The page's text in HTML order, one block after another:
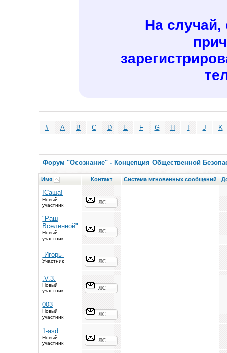
На случай,
# A B C D E F G H J K
Форум "Осознание" - Концепция Общественной
Имя Контакт Система мгновенных сообщений
!Саша!
Новый
участник
"Раш
Вселенной"
Новый
участник
-Игорь-
Участник
.V.3.
Новый
участник
003
Новый
участник
1-asd
Новый
участник